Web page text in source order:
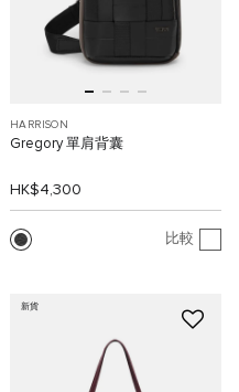
HARRISON
Gregory 單肩背囊
HK$4,300
比較
新貨